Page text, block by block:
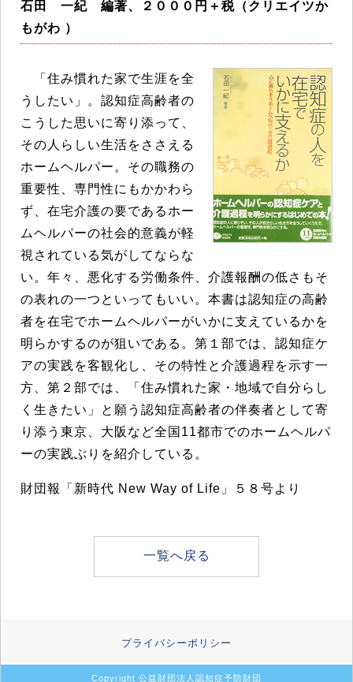
石田 一紀 編著、２０００円＋税（クリエイツか
もがわ ）
「住み慣れた家で生涯を全
うしたい」。認知症高齢者の
こうした思いに寄り添って、
その人らしい生活をささえる
ホームヘルパー。その職務の
重要性、専門性にもかかわら
ず、在宅介護の要であるホー
ムヘルパーの社会的意義が軽
視されている気がしてならな
い。年々、悪化する労働条件、介護報酬の低さもそ
の表れの一つといってもいい。本書は認知症の高齢
者を在宅でホームヘルパーがいかに支えているかを
明らかするのが狙いである。第１部では、認知症ケ
アの実践を客観化し、その特性と介護過程を示す一
方、第２部では、「住み慣れた家・地域で自分らし
く生きたい」と願う認知症高齢者の伴奏者として寄
り添う東京、大阪など全国11都市でのホームヘルパ
ーの実践ぶりを紹介している。
財団報「新時代 New Way of Life」５８号より
一覧へ戻る
プライバシーポリシー
Copyright 公益財団法人認知症予防財団